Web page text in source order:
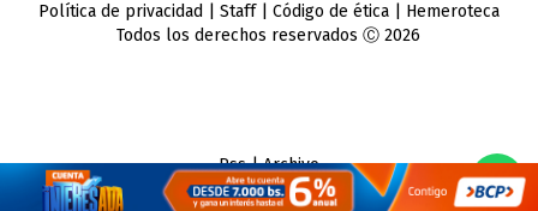
Política de privacidad
Staff| Código de ética| Hemeroteca
Todos los derechos reservados Ⓒ 2026
Rss|Archivo
CMS para mediosbyTroop